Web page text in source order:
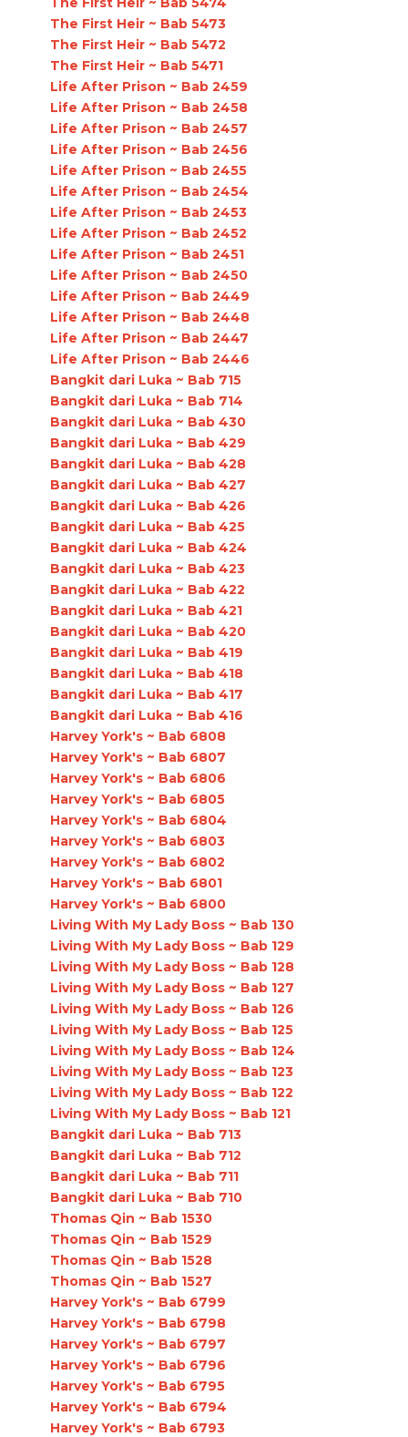
The First Heir ~ Bab 5473
The First Heir ~ Bab 5472
The First Heir ~ Bab 5471
Life After Prison ~ Bab 2459
Life After Prison ~ Bab 2458
Life After Prison ~ Bab 2457
Life After Prison ~ Bab 2456
Life After Prison ~ Bab 2455
Life After Prison ~ Bab 2454
Life After Prison ~ Bab 2453
Life After Prison ~ Bab 2452
Life After Prison ~ Bab 2451
Life After Prison ~ Bab 2450
Life After Prison ~ Bab 2449
Life After Prison ~ Bab 2448
Life After Prison ~ Bab 2447
Life After Prison ~ Bab 2446
Bangkit dari Luka ~ Bab 715
Bangkit dari Luka ~ Bab 714
Bangkit dari Luka ~ Bab 430
Bangkit dari Luka ~ Bab 429
Bangkit dari Luka ~ Bab 428
Bangkit dari Luka ~ Bab 427
Bangkit dari Luka ~ Bab 426
Bangkit dari Luka ~ Bab 425
Bangkit dari Luka ~ Bab 424
Bangkit dari Luka ~ Bab 423
Bangkit dari Luka ~ Bab 422
Bangkit dari Luka ~ Bab 421
Bangkit dari Luka ~ Bab 420
Bangkit dari Luka ~ Bab 419
Bangkit dari Luka ~ Bab 418
Bangkit dari Luka ~ Bab 417
Bangkit dari Luka ~ Bab 416
Harvey York's ~ Bab 6808
Harvey York's ~ Bab 6807
Harvey York's ~ Bab 6806
Harvey York's ~ Bab 6805
Harvey York's ~ Bab 6804
Harvey York's ~ Bab 6803
Harvey York's ~ Bab 6802
Harvey York's ~ Bab 6801
Harvey York's ~ Bab 6800
Living With My Lady Boss ~ Bab 130
Living With My Lady Boss ~ Bab 129
Living With My Lady Boss ~ Bab 128
Living With My Lady Boss ~ Bab 127
Living With My Lady Boss ~ Bab 126
Living With My Lady Boss ~ Bab 125
Living With My Lady Boss ~ Bab 124
Living With My Lady Boss ~ Bab 123
Living With My Lady Boss ~ Bab 122
Living With My Lady Boss ~ Bab 121
Bangkit dari Luka ~ Bab 713
Bangkit dari Luka ~ Bab 712
Bangkit dari Luka ~ Bab 711
Bangkit dari Luka ~ Bab 710
Thomas Qin ~ Bab 1530
Thomas Qin ~ Bab 1529
Thomas Qin ~ Bab 1528
Thomas Qin ~ Bab 1527
Harvey York's ~ Bab 6799
Harvey York's ~ Bab 6798
Harvey York's ~ Bab 6797
Harvey York's ~ Bab 6796
Harvey York's ~ Bab 6795
Harvey York's ~ Bab 6794
Harvey York's ~ Bab 6793